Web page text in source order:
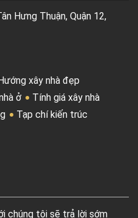
Hưng Thuận, Quận 12,
xây nhà đẹp
ở
Tính giá xây nhà
Tạp chí kiến trúc
chúng tôi sẽ trả lời sớm